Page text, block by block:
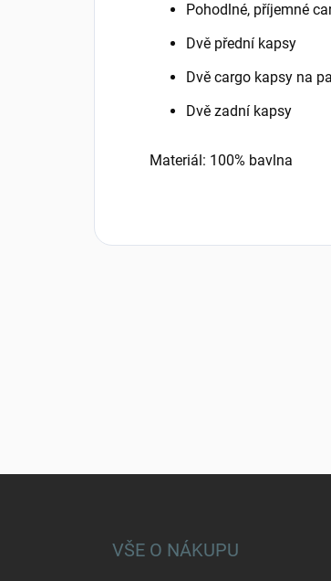
Pohodlné, příjemné
Dvě přední kapsy
Dvě cargo kapsy na
Dvě zadní kapsy
Materiál: 100% bavlna
VŠE O NÁKUPU